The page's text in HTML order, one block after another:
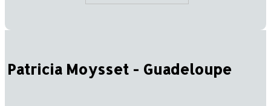
Patricia Moysset - Guadeloupe